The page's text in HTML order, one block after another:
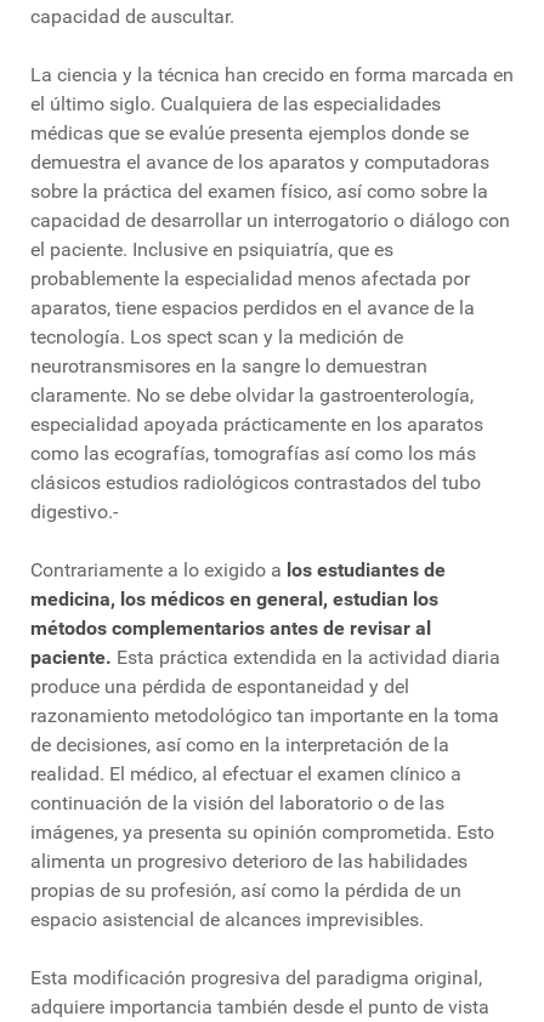
capacidad de auscultar.
La ciencia y la técnica han crecido en forma marcada en
el último siglo. Cualquiera de las especialidades
médicas que se evalúe presenta ejemplos donde se
demuestra el avance de los aparatos y computadoras
sobre la práctica del examen físico, así como sobre la
capacidad de desarrollar un interrogatorio o diálogo con
el paciente. Inclusive en psiquiatría, que es
probablemente la especialidad menos afectada por
aparatos, tiene espacios perdidos en el avance de la
tecnología. Los spect scan y la medición de
neurotransmisores en la sangre lo demuestran
claramente. No se debe olvidar la gastroenterología,
especialidad apoyada prácticamente en los aparatos
como las ecografías, tomografías así como los más
clásicos estudios radiológicos contrastados del tubo
digestivo.-
Contrariamente a lo exigido a los estudiantes de
medicina, los médicos en general, estudian los
métodos complementarios antes de revisar al
paciente. Esta práctica extendida en la actividad diaria
produce una pérdida de espontaneidad y del
razonamiento metodológico tan importante en la toma
de decisiones, así como en la interpretación de la
realidad. El médico, al efectuar el examen clínico a
continuación de la visión del laboratorio o de las
imágenes, ya presenta su opinión comprometida. Esto
alimenta un progresivo deterioro de las habilidades
propias de su profesión, así como la pérdida de un
espacio asistencial de alcances imprevisibles.
Esta modificación progresiva del paradigma original,
adquiere importancia también desde el punto de vista